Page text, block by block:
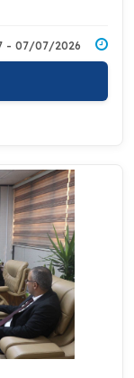
07/07/2026 - 01:57 صباحًا